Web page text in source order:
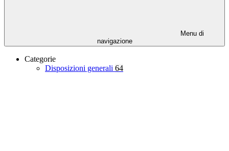
Menu di
navigazione
Categorie
Disposizioni generali 64